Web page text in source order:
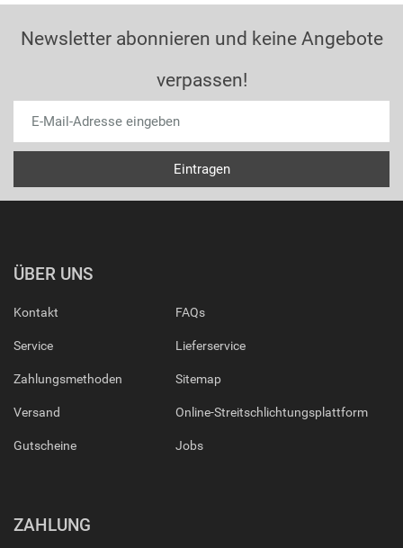
Newsletter abonnieren und keine Angebote
verpassen!
ÜBER UNS
Kontakt
Service
Zahlungsmethoden
Versand
Gutscheine
FAQs
Lieferservice
Sitemap
Online-Streitschlichtungsplattform
Jobs
ZAHLUNG